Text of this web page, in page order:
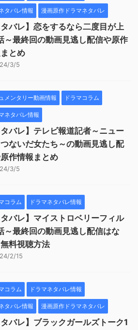
タバレ情報 漫画原作ドラマネタバレ
タバレ】恋をするなら二度目が上
～最終回の動画見逃し配信や原作
とめ
3/5
メンタリー動画情報 ドラマコラム
ネタバレ情報
タバレ】テレビ報道記者～ニュー
ないだ女たち～の動画見逃し配
作情報まとめ
3/5
コラム ドラマネタバレ情報
タバレ】マイストロベリーフィル
～最終回の動画見逃し配信はな
料視聴方法
2/15
コラム ドラマネタバレ情報
タバレ情報 漫画原作ドラマネタバレ
タバレ】ブラックガールズトーク1